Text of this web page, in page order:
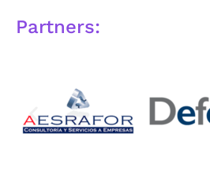
Partners: